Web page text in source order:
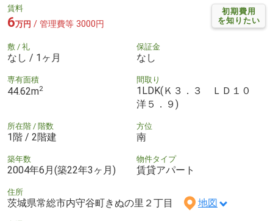
初期費用
を知りたい
賃料
6万円 / 管理費等 3000円
敷 / 礼
なし / 1ヶ月
保証金
なし
専有面積
44.62m2
間取り
1LDK(Ｋ３．３ ＬＤ１０
洋５．９)
所在階 / 階数
1階 / 2階建
方位
南
築年数
2004年6月(築22年3ヶ月)
物件タイプ
賃貸アパート
住所
茨城県常総市内守谷町きぬの里２丁目 地図